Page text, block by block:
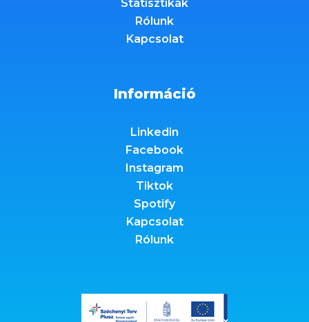
Statisztikák
Rólunk
Kapcsolat
Információ
Linkedin
Facebook
Instagram
Tiktok
Spotify
Kapcsolat
Rólunk